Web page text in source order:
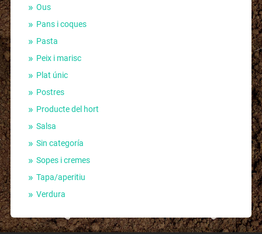
Ous
Pans i coques
Pasta
Peix i marisc
Plat únic
Postres
Producte del hort
Salsa
Sin categoría
Sopes i cremes
Tapa/aperitiu
Verdura